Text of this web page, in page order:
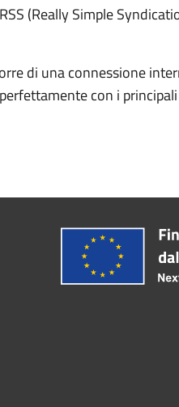
(Really Simple
di una connessione
con i